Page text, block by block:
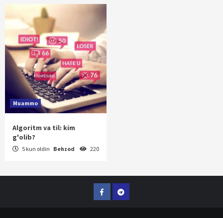
Muammo
Algoritm va til: kim
g'olib?
5 kun oldin Behzod 220
FacebookTelegram